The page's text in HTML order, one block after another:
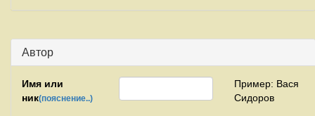
Автор
Имя или
ник(пояснение..)
Пример: Вася
Сидоров